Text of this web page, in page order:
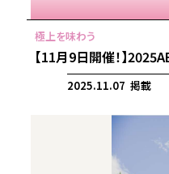
【11月9日開催！】
2025.11.07 掲載